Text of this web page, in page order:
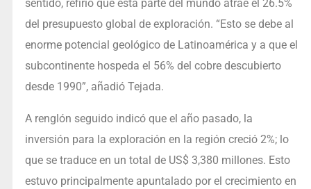
sentido, refirió que esta parte del mundo atrae el 26.5%
del presupuesto global de exploración. “Esto se debe al
enorme potencial geológico de Latinoamérica y a que el
subcontinente hospeda el 56% del cobre descubierto
desde 1990”, añadió Tejada.
A renglón seguido indicó que el año pasado, la
inversión para la exploración en la región creció 2%; lo
que se traduce en un total de US$ 3,380 millones. Esto
estuvo principalmente apuntalado por el crecimiento en